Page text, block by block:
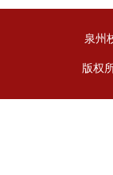
泉州
版权